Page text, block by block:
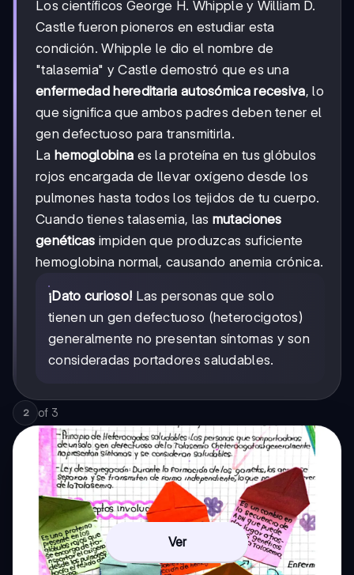
Los científicos George H. Whipple y William D.
Castle fueron pioneros en estudiar esta
condición. Whipple le dio el nombre de
"talasemia" y Castle demostró que es una
enfermedad hereditaria autosómica recesiva, lo
que significa que ambos padres deben tener el
gen defectuoso para transmitirla.
La hemoglobina es la proteína en tus glóbulos
rojos encargada de llevar oxígeno desde los
pulmones hasta todos los tejidos de tu cuerpo.
Cuando tienes talasemia, las mutaciones
genéticas impiden que produzcas suficiente
hemoglobina normal, causando anemia crónica.
¡Dato curioso! Las personas que solo
tienen un gen defectuoso (heterocigotos)
generalmente no presentan síntomas y son
consideradas portadores saludables.
2 of 3
Ver